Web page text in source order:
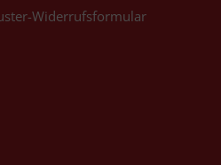
Widerrufsformular